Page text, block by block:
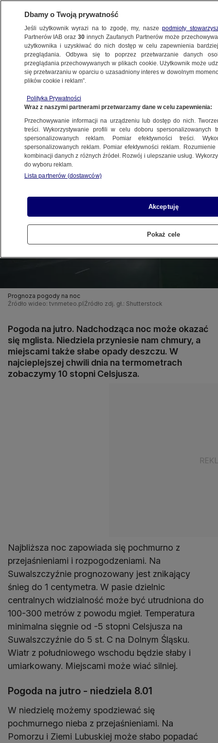
METEO
POGODA
być mglista. Za dnia do 10 stopni
7.01.2023, 19:05
Udostępnij
Prognoza pogody na noc
Źródło wideo: tvnmeteo.pl Źródło zdj. gł.: Shutterstock
Pogoda na jutro. Nadchodząca noc może okazać
się mglista. Niedziela przyniesie nam chmury, a
miejscami także słabe opady deszczu. W
najcieplejszej chwili dnia na termometrach
zobaczymy 10 stopni Celsjusza.
Najbliższa noc zapowiada się pochmurno z
przejaśnieniami i rozpogodzeniami. Na
Suwalszczyźnie prognozowany jest znikający
śnieg do 1 centymetra. W pasie dzielnic
centralnych widzialność może być utrudniona do
100-300 metrów z powodu mgieł. Temperatura
minimalna sięgnie od -5 stopni Celsjusza na
Suwalszczyźnie do 5 st. C na Dolnym Śląsku.
Wiatr z południowego wschodu będzie słaby i
umiarkowany. Miejscami może wiać silniej.
Pogoda na jutro - niedziela 8.01
W niedzielę możemy spodziewać się
pochmurnego nieba z przejaśnieniami. Na
Pomorzu i Ziemi Lubuskiej może słabo popadać
Dbamy o Twoją prywatność
Jeśli użytkownik wyrazi na to zgodę, my, naszepodmioty
Partnerów IAB oraz30 innych Zaufanych Partnerów może
użytkownika i uzyskiwać do nich dostęp w celu zapewnienia
przeglądania. Odbywa się to poprzez przetwarzanie danych
przeglądania przechowywanych w plikach cookie. Użytkownik może
się przetwarzaniu w oparciu o uzasadniony interes w dowolnym
plików cookie i reklam”.
Polityka Prywatności
Wraz z naszymi partnerami przetwarzamy dane w celu zapewnienia:
Przechowywanie informacji na urządzeniu lub dostęp do nich.
treści. Wykorzystywanie profili w celu doboru spersonalizowanych
spersonalizowanych reklam. Pomiar efektywności treści.
spersonalizowanych reklam. Pomiar efektywności reklam.
kombinacji danych z różnych źródeł. Rozwój i ulepszanie usług.
do wyboru reklam.
Lista partnerów (dostawców)
Akceptuję
Pokaż cele